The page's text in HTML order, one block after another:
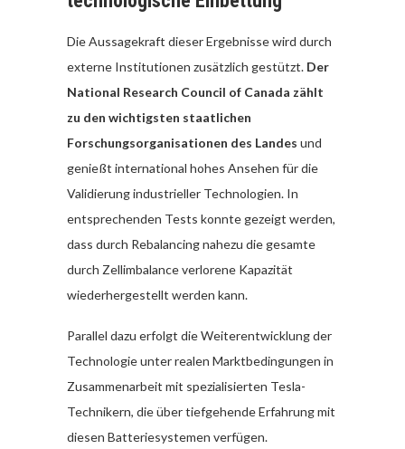
Die Aussagekraft dieser Ergebnisse wird durch
externe Institutionen zusätzlich gestützt. Der
National Research Council of Canada zählt
zu den wichtigsten staatlichen
Forschungsorganisationen des Landes und
genießt international hohes Ansehen für die
Validierung industrieller Technologien. In
entsprechenden Tests konnte gezeigt werden,
dass durch Rebalancing nahezu die gesamte
durch Zellimbalance verlorene Kapazität
wiederhergestellt werden kann.
Parallel dazu erfolgt die Weiterentwicklung der
Technologie unter realen Marktbedingungen in
Zusammenarbeit mit spezialisierten Tesla-
Technikern, die über tiefgehende Erfahrung mit
diesen Batteriesystemen verfügen.